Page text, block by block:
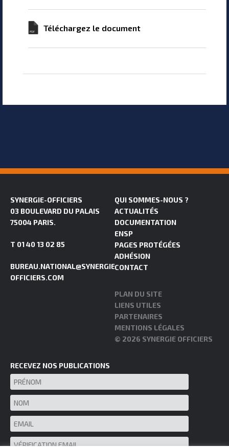
Téléchargez le document
SYNERGIE-OFFICIERS
03 BOULEVARD DU PALAIS
75004 PARIS.
T 01 40 13 02 85
BUREAU.NATIONAL@SYNERGIE-
OFFICIERS.COM
QUI SOMMES-NOUS ?
ACTUALITÉS
DOCUMENTATION
ENSP
PAGES PROTÉGÉES
ADHÉSION
CONTACT
PLAN DU SITE
LIENS UTILES
PARTENAIRES
MENTIONS LÉGALES
© 2026 SYNERGIE OFFICIERS
RECEVEZ NOS PUBLICATIONS